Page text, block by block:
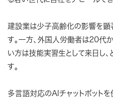
建設業は少子高齢化の影響を顕
す。一方、外国人労働者は20代
い方は技能実習生として来日し
す。
多言語対応のAIチャットボット